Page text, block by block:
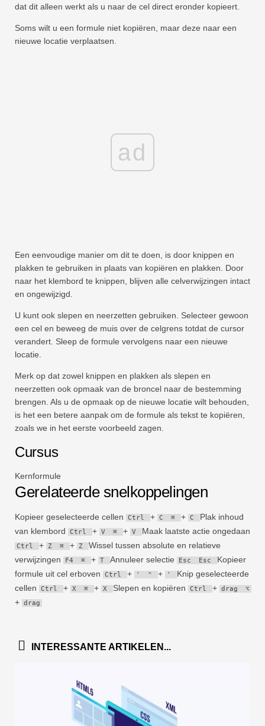
dat dit alleen werkt als u naar de cel direct eronder kopieert.
Soms wilt u een formule niet kopiëren, maar deze naar een
nieuwe locatie verplaatsen.
ad
Een eenvoudige manier om dit te doen, is door knippen en
plakken te gebruiken in plaats van kopiëren en plakken. Door
naar het klembord te knippen, blijven alle celverwijzingen intact
en ongewijzigd.
U kunt ook slepen en neerzetten gebruiken. Selecteer gewoon
een cel en beweeg de muis over de celgrens totdat de cursor
verandert. Sleep de formule vervolgens naar een nieuwe
locatie.
Merk op dat zowel knippen en plakken als slepen en
neerzetten ook opmaak van de broncel naar de bestemming
brengen. Als u de opmaak op de nieuwe locatie wilt behouden,
is het een betere aanpak om de formule als tekst te kopiëren,
zoals we in het eerste voorbeeld zagen.
Cursus
Kernformule
Gerelateerde snelkoppelingen
Kopieer geselecteerde cellen Ctrl + C ⌘ + C
Plak inhoud
van klembord
Ctrl + V ⌘ + V Maak laatste actie ongedaan
Ctrl + Z ⌘ + Z
Wissel tussen absolute en relatieve
verwijzingen
F4 ⌘ + T Annuleer selectie Esc Esc
Kopieer
formule uit cel erboven
Ctrl + ' ⌃ + '
Knip geselecteerde
cellen
Ctrl + X ⌘ + X Slepen en kopiëren Ctrl + drag ⌥
+ drag
INTERESSANTE ARTIKELEN...